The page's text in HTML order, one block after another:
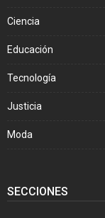
Ciencia
Educación
Tecnología
Justicia
Moda
SECCIONES